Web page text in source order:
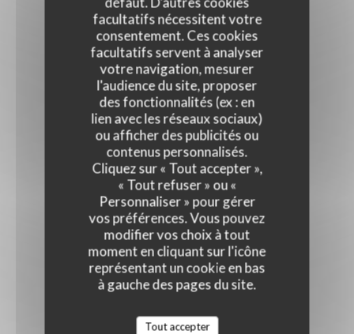
facultatifs nécessitent votre
consentement. Ces cookies
facultatifs servent à analyser
votre navigation, mesurer
l'audience du site, proposer
des fonctionnalités (ex : en
lien avec les réseaux sociaux)
ou afficher des publicités ou
contenus personnalisés.
Cliquez sur « Tout accepter »,
« Tout refuser » ou «
Personnaliser » pour gérer
vos préférences. Vous pouvez
modifier vos choix à tout
moment en cliquant sur l'icône
représentant un cookie en bas
à gauche des pages du site.
Tout accepter